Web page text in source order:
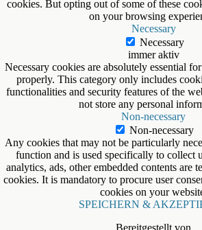
cookies. But opting out of some of these
on your browsing
Necessary
Necessary
immer aktiv
Necessary cookies are absolutely essential
properly. This category only includes
functionalities and security features of the
not store any personal
Non-necessary
Non-necessary
Any cookies that may not be particularly
function and is used specifically to collect
analytics, ads, other embedded contents are
cookies. It is mandatory to procure user
cookies on your
SPEICHERN &
Bereitgestellt von